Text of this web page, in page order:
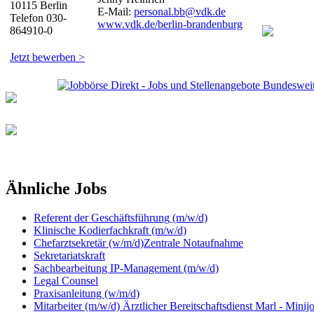
10115 Berlin
Telefon 030-
864910-0
E-Mail: personal.bb@vdk.de
www.vdk.de/berlin-brandenburg
Jetzt bewerben >
Ähnliche Jobs
Referent der Geschäftsführung (m/w/d)
Klinische Kodierfachkraft (m/w/d)
Chefarztsekretär (w/m/d)Zentrale Notaufnahme
Sekretariatskraft
Sachbearbeitung IP-Management (m/w/d)
Legal Counsel
Praxisanleitung (w/m/d)
Mitarbeiter (m/w/d) Ärztlicher Bereitschaftsdienst Marl -